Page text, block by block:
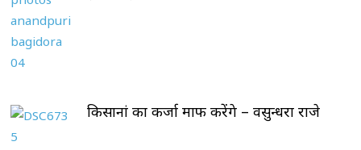
किसानां का कर्जा माफ करेंगे – वसुन्धरा राजे